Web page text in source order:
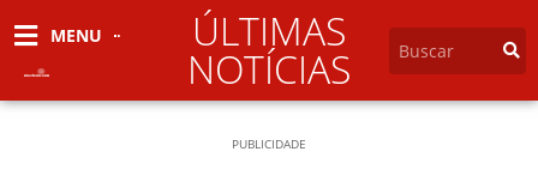
MENU ÚLTIMAS
NOTÍCIAS
PUBLICIDADE